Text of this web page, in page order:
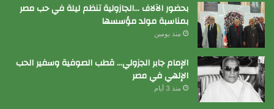
بحضور الآلاف …الجازولية تنظم ليلة في حب مصر
بمناسبة مولد مؤسسها
منذ يومين
الإمام جابر الجزولي… قطب الصوفية وسفير الحب
الإلهي في مصر
منذ 3 أيام